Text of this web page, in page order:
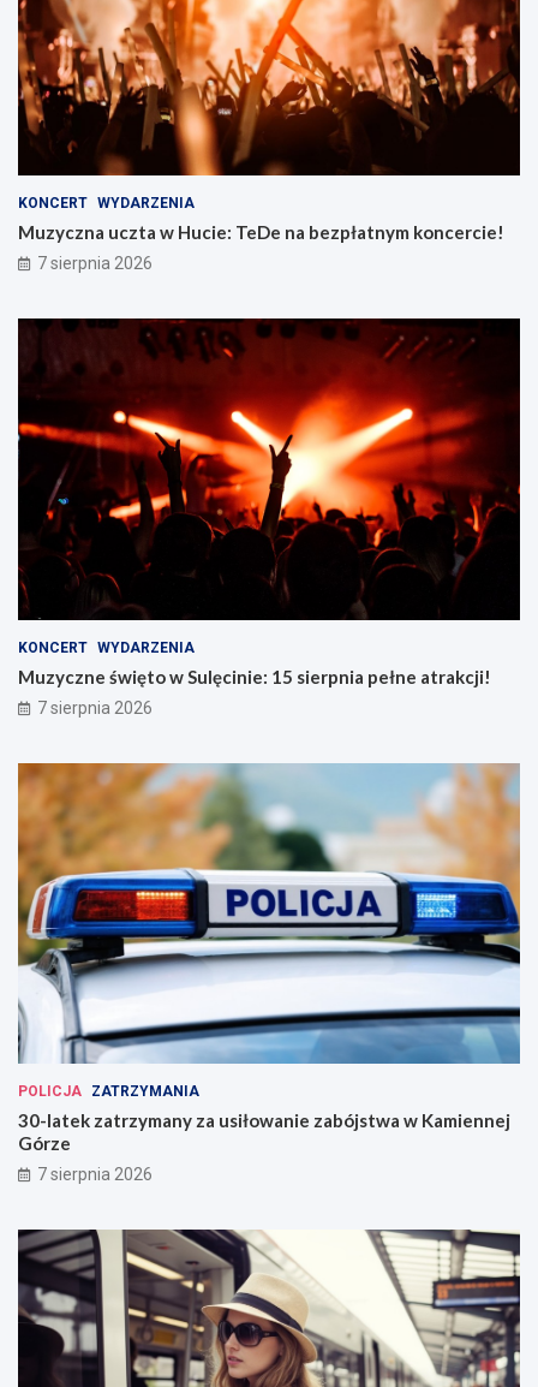
KONCERT WYDARZENIA
Muzyczna uczta w Hucie: TeDe na bezpłatnym koncercie!
7 sierpnia 2026
KONCERT WYDARZENIA
Muzyczne święto w Sulęcinie: 15 sierpnia pełne atrakcji!
7 sierpnia 2026
POLICJA ZATRZYMANIA
30-latek zatrzymany za usiłowanie zabójstwa w Kamiennej
Górze
7 sierpnia 2026